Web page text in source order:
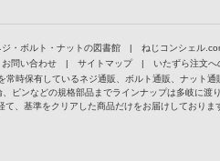
ジ・ボルト・ナットの図書館 | ねじコンシェル
お問い合わせ | サイトマップ | いたずら注文へ
時保有しているネジ通販、ボルト通販、ナット
ピンなどの規格部品までラインナップは多岐に
、基準をクリアした商品だけをお届けしており